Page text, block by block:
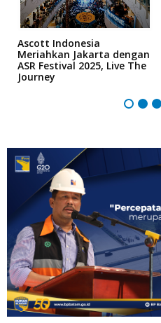
Ascott Indonesia
Meriahkan Jakarta dengan
ASR Festival 2025, Live The
Journey